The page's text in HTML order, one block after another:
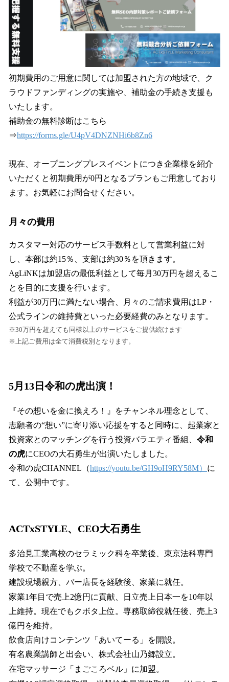
初期費用のご用意に関しては加盟された方の地域で、ク
ラウドファンディングの実施や、補助金の手続き支援も
いたします。
補助金の無料診断はこちら
⇒https://forms.gle/U4pV4DNZNHi6b8Zn6
現在、オープニングプレスイベントにつき企業様を紹介
いただくと初期費用が0円となるプランもご用意しており
ます。お気軽にお問合せください。
月々の費用
カスタマー対応のサービス手数料として営業利益に対
し、本部は約15％、支部は約30％を頂きます。
AgLiNKは加盟店の最低利益として毎月30万円を超えるこ
とを目的に支援を行います。
利益が30万円に満たない場合、月々のご請求費用はLP・
公式ラインの維持費といった必要経費のみとなります。
※30万円を超えても同様以上のサービスをご提供続けます
※上記ご費用は全て消費税別となります。
5月13日令和の虎出演！
『その想いを金に換えろ！』をチャンネル理念として、
志願者の“想い”に寄り添い応援をすると同時に、起業家と
投資家とのマッチングを行う投資バラエティ番組、 令和
の虎にCEOの大石勇生が出演いたしました。
令和の虎CHANNEL（https://youtu.be/GH9oH9RY58M） に
て、公開中です。
ACTxSTYLE、CEO大石勇生
多治見工業高校のセラミック科を卒業後、東京法科専門
学校で不動産を学ぶ。
建設現場親方、バー店長を経験後、家業に就任。
家業1年目で売上2億円に貢献、日立売上日本一を10年以
上維持。現在でもクボタ上位。専務取締役就任後、売上3
億円を維持。
飲食店向けコンテンツ「あいてーる」を開設。
有名農業講師と出会い、株式会社山乃郷設立。
在宅マッサージ「まごころベル」に加盟。